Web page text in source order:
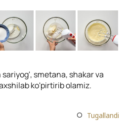
smetana, shakar va
ko'pirtirib olamiz.
Tugallandi